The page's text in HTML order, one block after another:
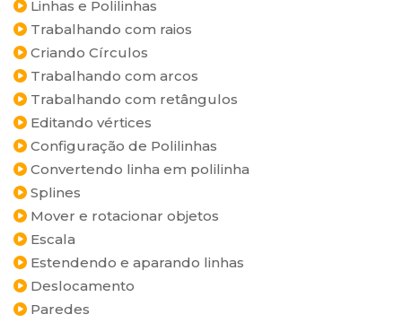
Linhas e Polilinhas
Trabalhando com raios
Criando Círculos
Trabalhando com arcos
Trabalhando com retângulos
Editando vértices
Configuração de Polilinhas
Convertendo linha em polilinha
Splines
Mover e rotacionar objetos
Escala
Estendendo e aparando linhas
Deslocamento
Paredes